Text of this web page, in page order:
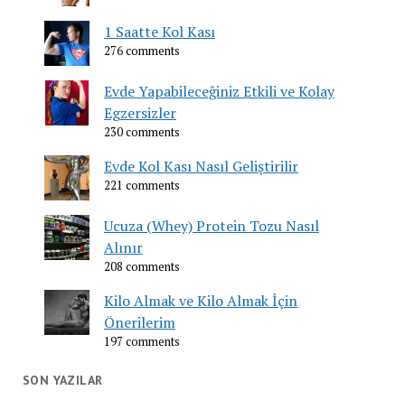
1 Saatte Kol Kası
276 comments
Evde Yapabileceğiniz Etkili ve Kolay
Egzersizler
230 comments
Evde Kol Kası Nasıl Geliştirilir
221 comments
Ucuza (Whey) Protein Tozu Nasıl
Alınır
208 comments
Kilo Almak ve Kilo Almak İçin
Önerilerim
197 comments
SON YAZILAR